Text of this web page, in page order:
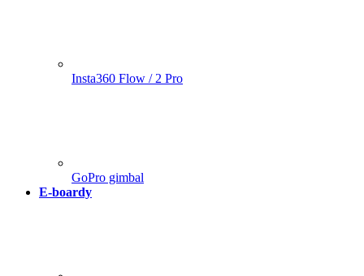
Insta360 Flow / 2 Pro
GoPro gimbal
E-boardy